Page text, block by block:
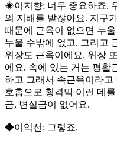
◈이지향: 너무 중요하죠.
의 지배를 받잖아요. 지구
때문에 근육이 없으면 누
누울 수밖에 없고. 그리고
위장도 근육이에요. 위장
에요. 속에 있는 거는 평활
하고 그래서 속근육이라고
호흡으로 횡격막 이런 데
금, 변실금이 없어요.
◆이익선: 그렇죠.